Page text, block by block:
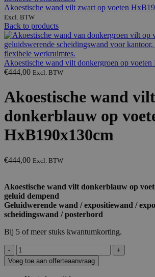
Akoestische wand vilt zwart op voeten
Excl. BTW
Back to products
Akoestische wand vilt donkergroen op
€444,00 Excl. BTW
Akoestische wand vilt
donkerblauw op
HxB190x130cm
€444,00 Excl. BTW
Akoestische wand vilt donkerblauw op
geluid dempend
Geluidwerende wand / expositiewand /
scheidingswand / posterbord
Bij 5 of meer stuks kwantumkorting.
Akoestische
wand
vilt
Voeg toe aan offerteaanvraag